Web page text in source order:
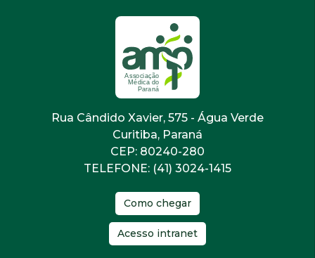
Rua Cândido Xavier, 575 - Água Verde
Curitiba, Paraná
CEP: 80240-280
TELEFONE: (41) 3024-1415
Como chegar
Acesso intranet